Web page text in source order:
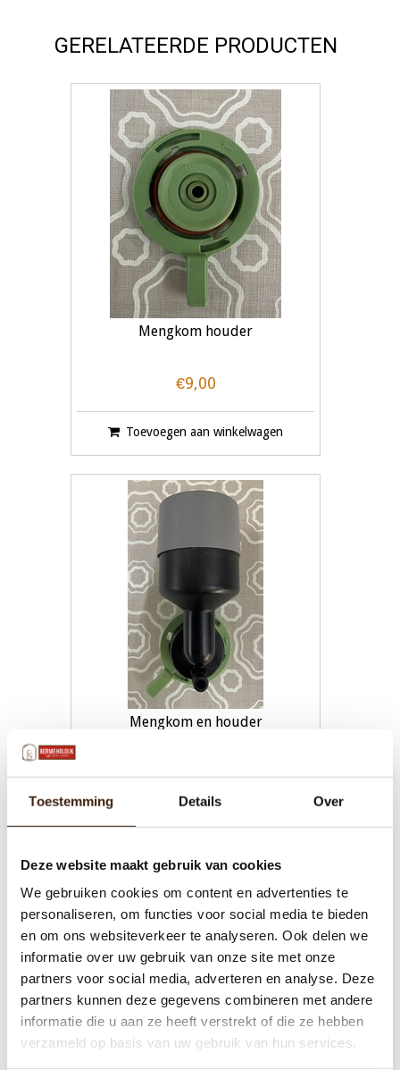
Toestemming Details Over
Deze website maakt gebruik van cookies
We gebruiken cookies om content en advertenties te
personaliseren, om functies voor social media te bieden
en om ons websiteverkeer te analyseren. Ook delen we
informatie over uw gebruik van onze site met onze
partners voor social media, adverteren en analyse. Deze
partners kunnen deze gegevens combineren met andere
informatie die u aan ze heeft verstrekt of die ze hebben
verzameld op basis van uw gebruik van hun services.
GERELATEERDE PRODUCTEN
Mengkom houder
€9,00
Toevoegen aan winkelwagen
Mengkom en houder
€19,00
Toevoegen aan winkelwagen